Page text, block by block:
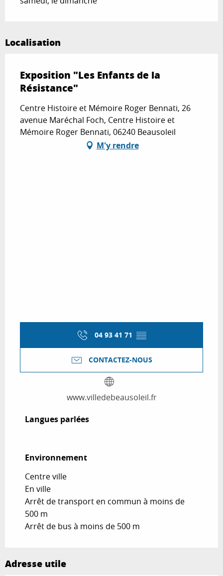
Localisation
Exposition "Les Enfants de la
Résistance"
Centre Histoire et Mémoire Roger Bennati, 26
avenue Maréchal Foch, Centre Histoire et
Mémoire Roger Bennati, 06240 Beausoleil
M'y rendre
04 93 41 71 ▒▒
CONTACTEZ-NOUS
www.villedebeausoleil.fr
Langues parlées
Langues parlées
Environnement
Environnement
Centre ville
En ville
Arrêt de transport en commun à moins de
500 m
Arrêt de bus à moins de 500 m
Adresse utile